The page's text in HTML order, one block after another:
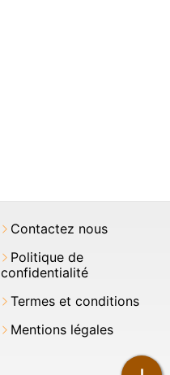
Contactez nous
Politique de
confidentialité
Termes et conditions
Mentions légales